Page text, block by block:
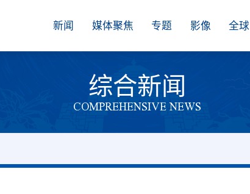
新闻 媒体聚焦 专题 影像 全球
综合新闻
COMPREHENSIVE NEWS